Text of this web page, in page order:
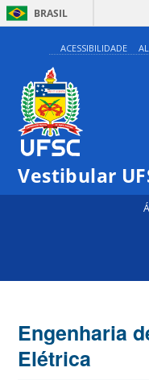
BRASIL
ACESSIBILIDADE
Vestibular
Engenharia
Elétrica